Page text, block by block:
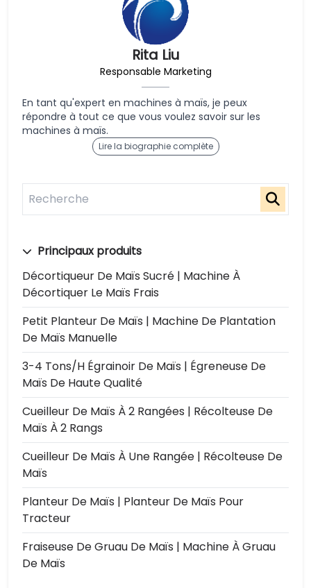
Rita Liu
Responsable Marketing
En tant qu'expert en machines à maïs, je peux
répondre à tout ce que vous voulez savoir sur les
machines à maïs.
Lire la biographie complète
Principaux produits
Décortiqueur De Maïs Sucré | Machine À
Décortiquer Le Maïs Frais
Petit Planteur De Maïs | Machine De Plantation
De Maïs Manuelle
3-4 Tons/h Égrainoir De Maïs | Égreneuse De
Maïs De Haute Qualité
Cueilleur De Maïs À 2 Rangées | Récolteuse De
Maïs À 2 Rangs
Cueilleur De Maïs À Une Rangée | Récolteuse De
Maïs
Planteur De Maïs | Planteur De Maïs Pour
Tracteur
Fraiseuse De Gruau De Maïs | Machine À Gruau
De Maïs